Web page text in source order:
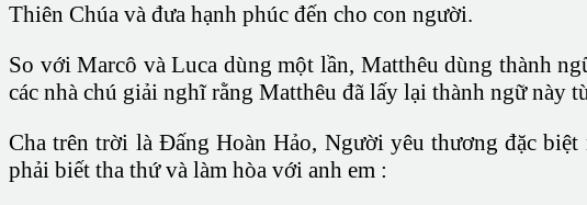
Thiên Chúa và đưa hạnh phúc đến cho con người.
So với Marcô và Luca dùng một lần, Matthêu dùng thành
các nhà chú giải nghĩ rằng Matthêu đã lấy lại thành ngữ
Cha trên trời là Đấng Hoàn Hảo, Người yêu thương đặc
phải biết tha thứ và làm hòa với anh em :